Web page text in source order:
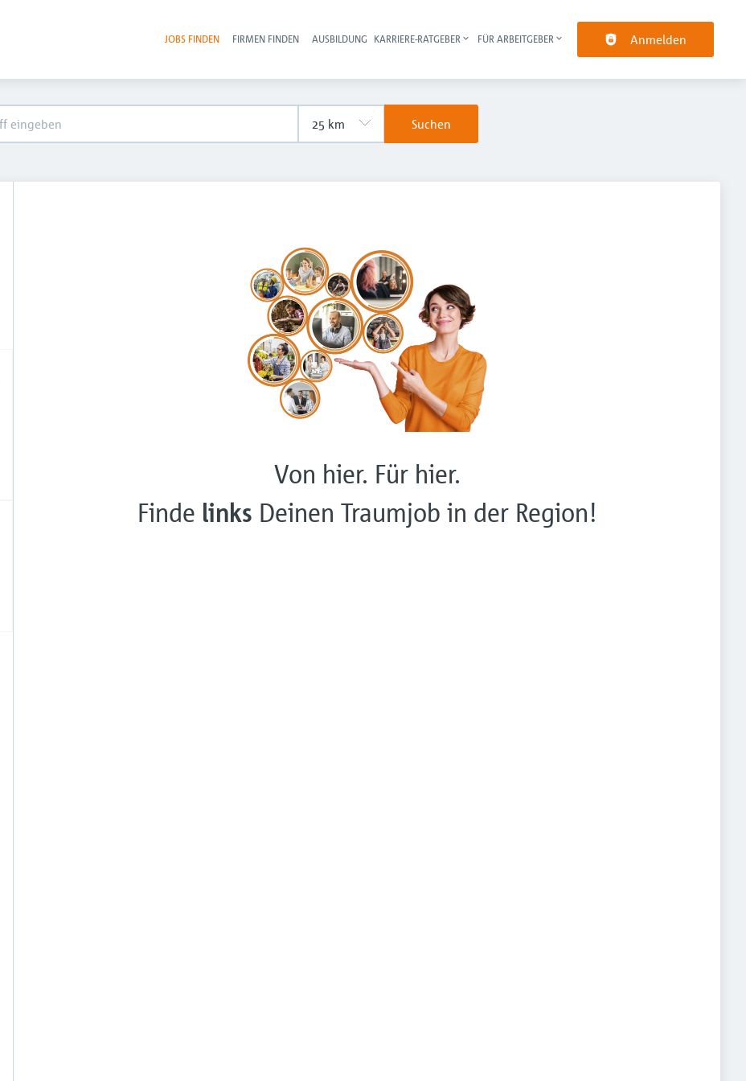
Haupt-Navigation
JOBS FINDEN FIRMEN FINDEN AUSBILDUNG KARRIERE-RATGEBER FÜR ARBEITGEBER Anmelden
Suchen
Von hier. Für hier.
Finde links Deinen Traumjob in der Region!